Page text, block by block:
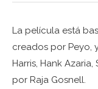
La película está
creados por Peyo,
Harris, Hank
por Raja Gosnell.